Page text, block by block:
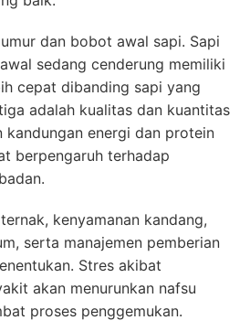
dan bobot awal sapi. Sapi
sedang cenderung memiliki
cepat dibanding sapi yang
adalah kualitas dan kuantitas
kandungan energi dan protein
berpengaruh terhadap
kenyamanan kandang,
serta manajemen pemberian
Stres akibat
akan menurunkan nafsu
proses penggemukan.